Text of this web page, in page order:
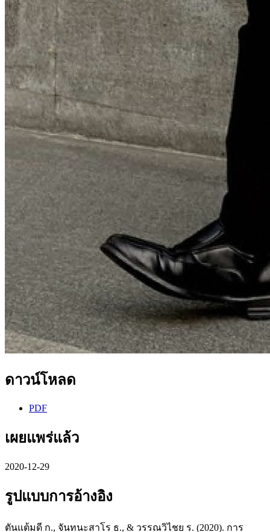
ดาวน์โหลด
PDF
เผยแพร่แล้ว
2020-12-29
รูปแบบการอ้างอิง
ตันแต้มดี ก., จันทนะสาโร ธ., & วรรณวิไชย ร. (2020). การ